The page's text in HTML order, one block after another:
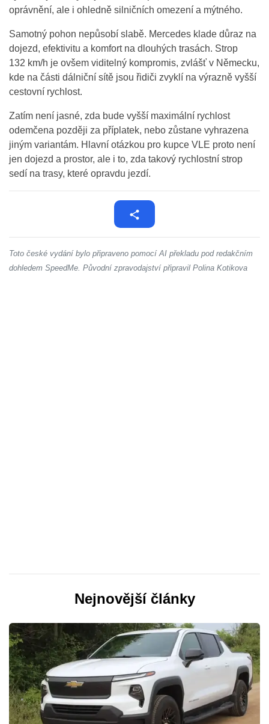
oprávnění, ale i ohledně silničních omezení a mýtného.
Samotný pohon nepůsobí slabě. Mercedes klade důraz na
dojezd, efektivitu a komfort na dlouhých trasách. Strop
132 km/h je ovšem viditelný kompromis, zvlášť v Německu,
kde na části dálniční sítě jsou řidiči zvyklí na výrazně vyšší
cestovní rychlost.
Zatím není jasné, zda bude vyšší maximální rychlost
odemčena později za příplatek, nebo zůstane vyhrazena
jiným variantám. Hlavní otázkou pro kupce VLE proto není
jen dojezd a prostor, ale i to, zda takový rychlostní strop
sedí na trasy, které opravdu jezdí.
Toto české vydání bylo připraveno pomocí AI překladu pod redakčním
dohledem SpeedMe. Původní zpravodajství připravil Polina Kotikova
Nejnovější články